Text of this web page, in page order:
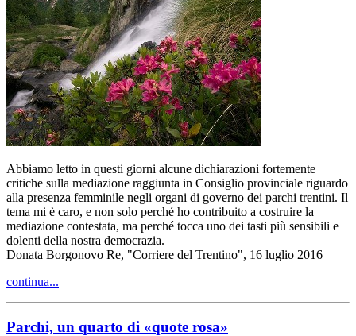
Abbiamo letto in questi giorni alcune dichiarazioni fortemente
critiche sulla mediazione raggiunta in Consiglio provinciale riguardo
alla presenza femminile negli organi di governo dei parchi trentini. Il
tema mi è caro, e non solo perché ho contribuito a costruire la
mediazione contestata, ma perché tocca uno dei tasti più sensibili e
dolenti della nostra democrazia.
Donata Borgonovo Re, "Corriere del Trentino", 16 luglio 2016
continua...
Parchi, un quarto di «quote rosa»